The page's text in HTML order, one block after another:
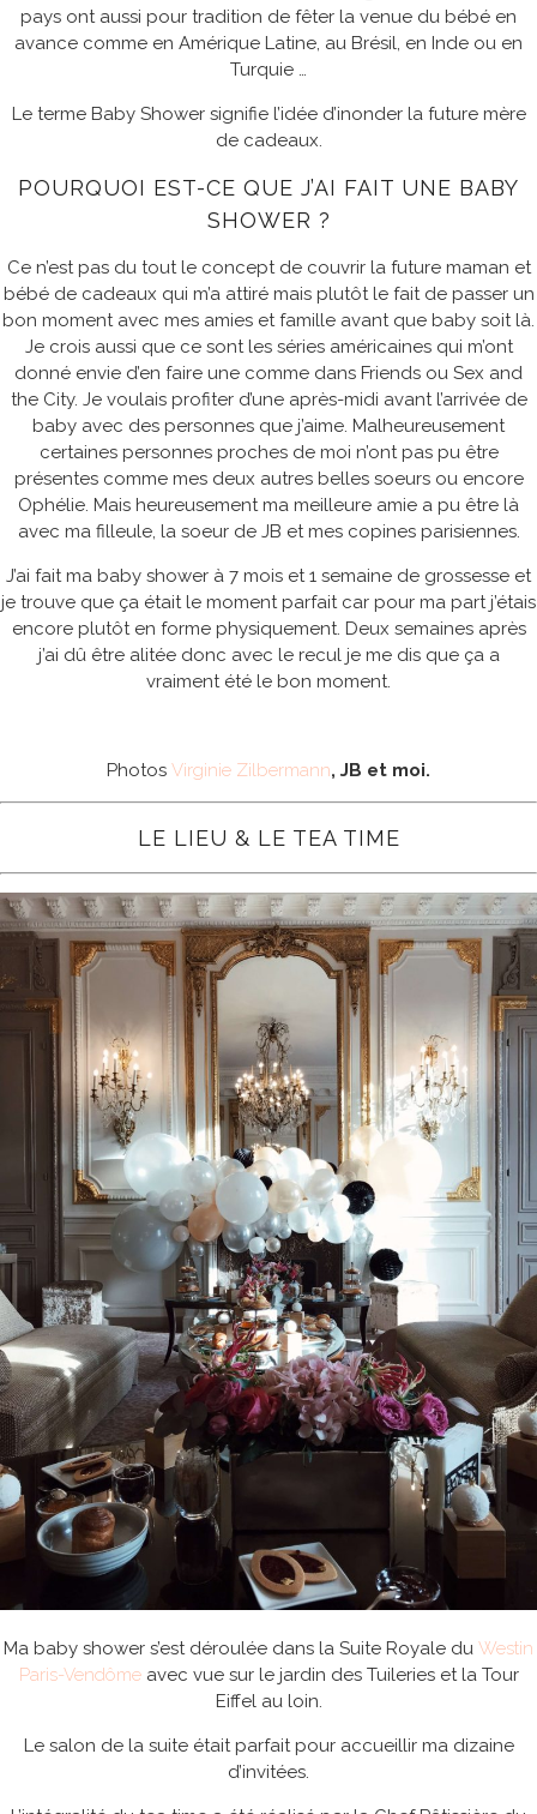
pays ont aussi pour tradition de fêter la venue du bébé en
avance comme en Amérique Latine, au Brésil, en Inde ou en
Turquie …
Le terme Baby Shower signifie l’idée d’inonder la future mère
de cadeaux.
POURQUOI EST-CE QUE J’AI FAIT UNE BABY
SHOWER ?
Ce n’est pas du tout le concept de couvrir la future maman et
bébé de cadeaux qui m’a attiré mais plutôt le fait de passer un
bon moment avec mes amies et famille avant que baby soit là.
Je crois aussi que ce sont les séries américaines qui m’ont
donné envie d’en faire une comme dans Friends ou Sex and
the City. Je voulais profiter d’une après-midi avant l’arrivée de
baby avec des personnes que j’aime. Malheureusement
certaines personnes proches de moi n’ont pas pu être
présentes comme mes deux autres belles soeurs ou encore
Ophélie. Mais heureusement ma meilleure amie a pu être là
avec ma filleule, la soeur de JB et mes copines parisiennes.
J’ai fait ma baby shower à 7 mois et 1 semaine de grossesse et
je trouve que ça était le moment parfait car pour ma part j’étais
encore plutôt en forme physiquement. Deux semaines après
j’ai dû être alitée donc avec le recul je me dis que ça a
vraiment été le bon moment.
Photos Virginie Zilbermann, JB et moi.
LE LIEU & LE TEA TIME
Ma baby shower s’est déroulée dans la Suite Royale du Westin
Paris-Vendômeavec vue sur le jardin des Tuileries et la Tour
Eiffel au loin.
Le salon de la suite était parfait pour accueillir ma dizaine
d’invitées.